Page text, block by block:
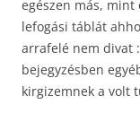
egészen más,
lefogási táblát
arrafelé nem divat
bejegyzésben
kirgizemnek a volt